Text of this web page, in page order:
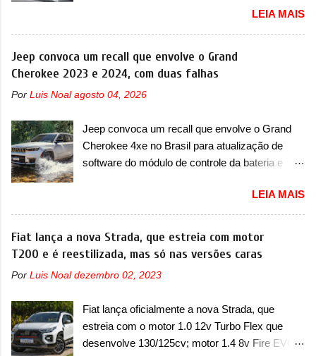
apresentando uma rápida expansão na China
em termos de portfólio. Apoiada pela Stellantis,
a marca confirmou a estreia de um novo
modelo compacto à sua linha. Posicionado
primeiras imagens teaser do A05, que nas
esportiva, o A05s. Previsto para ser lançado
ainda neste ano na China, o compacto elétrico
colocará a Leapmotor para concorrer com uma
BYD Dolphin e Geely EX2. Visualmente, o A05
conta com um design já visto por outros
modelos da marca, em especial do SUV
compacto A10. Basicamente sendo o hatch do
SUV, o A05 nasce com um design que está
possui faróis com um desenho mais retangular,
com um pequeno prolongamento para as
laterais. Os faróis cont...
LEIA MAIS
Jeep convoca um recall que envolve o Grand
Cherokee 2023 e 2024, com duas falhas
Por Luis Noal agosto 04, 2026
Jeep convoca um recall que envolve o Grand
Cherokee 4xe no Brasil para atualização de
software do módulo de controle da bateria e
Jeep convocou no dia 10 de outubro de 2025
um chamado que envolve os proprietários do
Grand Cherokee 4xe, em sua versão única
Limited, com unidades de ano/modelo 2023 e
unidades afetadas precisam retornar a uma
dois problemas. O primeiro deles será uma
atualização do software do módulo de controle
da bateria (AHCP e HCP). Para alguns veículos
LEIA MAIS
Fiat lança a nova Strada, que estreia com motor
T200 e é reestilizada, mas só nas versões caras
Por Luis Noal dezembro 02, 2023
Fiat lança oficialmente a nova Strada, que
estreia com o motor 1.0 12v Turbo Flex que
desenvolve 130/125cv; motor 1.4 8v Fire EVO